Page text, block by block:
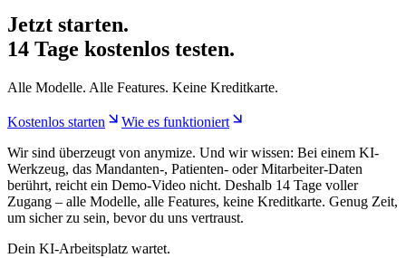
Jetzt starten.
14 Tage kostenlos testen.
Alle Modelle. Alle Features. Keine Kreditkarte.
Kostenlos starten
Wie es funktioniert
Wir sind überzeugt von anymize. Und wir wissen: Bei einem KI-
Werkzeug, das Mandanten-, Patienten- oder Mitarbeiter-Daten
berührt, reicht ein Demo-Video nicht. Deshalb 14 Tage voller
Zugang – alle Modelle, alle Features, keine Kreditkarte. Genug Zeit,
um sicher zu sein, bevor du uns vertraust.
Dein KI-Arbeitsplatz wartet.